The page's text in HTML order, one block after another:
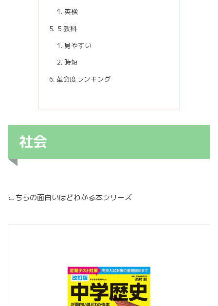
英検
５教科
見やすい
時短
革命度ランキング
社会
こちらの面白いほどわかる本シリーズ